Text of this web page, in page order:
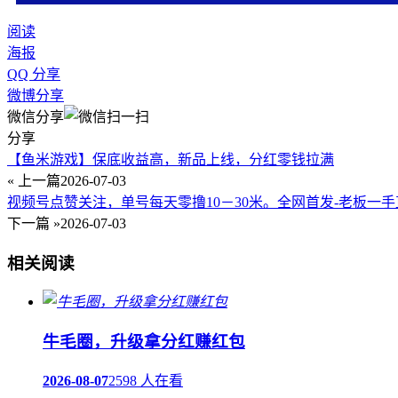
阅读
海报
QQ 分享
微博分享
微信分享
分享
【鱼米游戏】保底收益高，新品上线，分红零钱拉满
« 上一篇2026-07-03
视频号点赞关注，单号每天零撸10－30米。全网首发-老板一
下一篇 »2026-07-03
相关阅读
牛毛圈，升级拿分红赚红包
2026-08-072598 人在看